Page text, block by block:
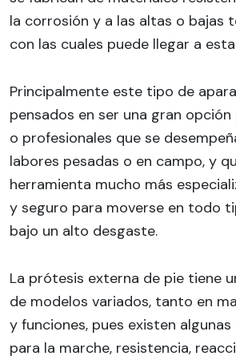
la corrosión y a las altas o bajas
con las cuales puede llegar a
Principalmente este tipo de
pensados en ser una gran
o profesionales que se
labores pesadas o en campo, y
herramienta mucho más
y seguro para moverse en todo
bajo un alto desgaste.
La prótesis externa de pie tiene
de modelos variados, tanto en
y funciones, pues existen
para la marche, resistencia,